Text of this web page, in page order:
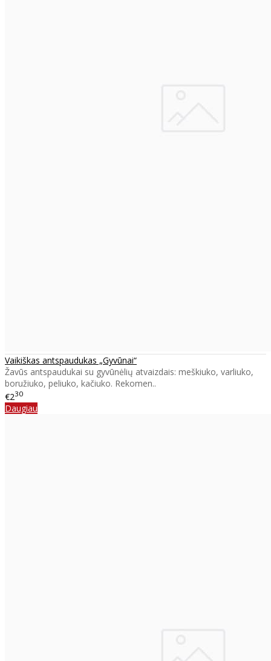
Vaikiškas antspaudukas „Gyvūnai“
Žavūs antspaudukai su gyvūnėlių atvaizdais: meškiuko, varliuko,
boružiuko, peliuko, kačiuko. Rekomen..
€230
Daugiau